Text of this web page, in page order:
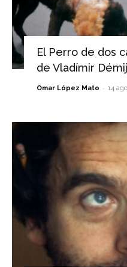
El Perro de dos
de Vladímir
Omar López Mato - 14